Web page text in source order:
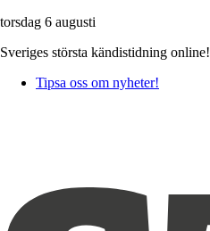
torsdag 6 augusti
Sveriges största kändistidning online!
Tipsa oss om nyheter!